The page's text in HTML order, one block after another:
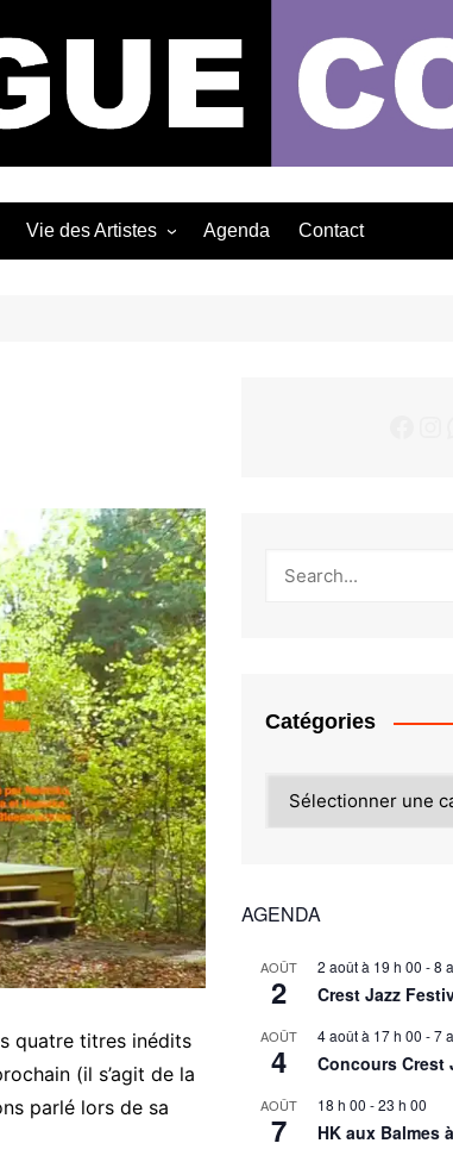
Bastringue Corp – Actualités
Vie des Artistes Agenda Contact
quatre titres inédits
(il s’agit de la
parlé lors de sa
Catégories
AGENDA
AOÛT
2
2 août à 19 h 00 -8
Crest Jazz
AOÛT
4
4 août à 17 h 00 -7
Concours Crest
AOÛT
7
18 h 00 -23 h 00
HK aux Balmes